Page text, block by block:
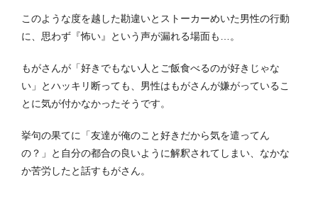
このような度を越した勘違いとストーカーめいた男性の行動
に、思わず『怖い』という声が漏れる場面も…。
もがさんが「好きでもない人とご飯食べるのが好きじゃな
い」とハッキリ断っても、男性はもがさんが嫌がっているこ
とに気が付かなかったそうです。
挙句の果てに「友達が俺のこと好きだから気を遣ってん
の？」と自分の都合の良いように解釈されてしまい、なかな
か苦労したと話すもがさん。